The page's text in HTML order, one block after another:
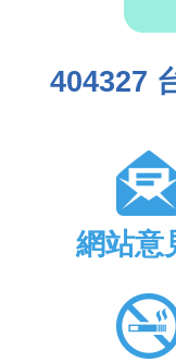
404327
網站意